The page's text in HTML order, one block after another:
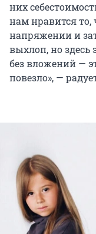
них
нам нравится
напряжении и
выхлоп, но здесь
без вложений —
повезло», —